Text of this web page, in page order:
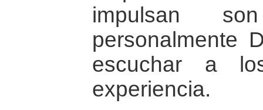
impulsan
personalmente
escuchar a
experiencia.